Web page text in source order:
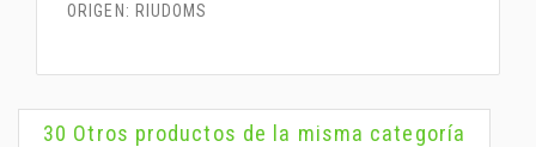
ORIGEN: RIUDOMS
30 Otros productos de la misma categoría